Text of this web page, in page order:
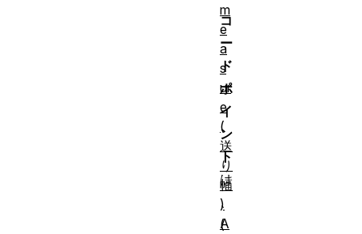
コ
ー
ド
ポ
イ
ン
ト
は
、
(
m
e
a
s
ur
e
(
送
り
幅
)
A